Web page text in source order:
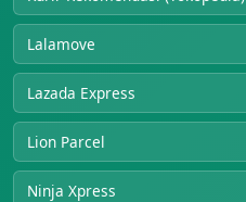
Lalamove
Lazada Express
Lion Parcel
Ninja Xpress